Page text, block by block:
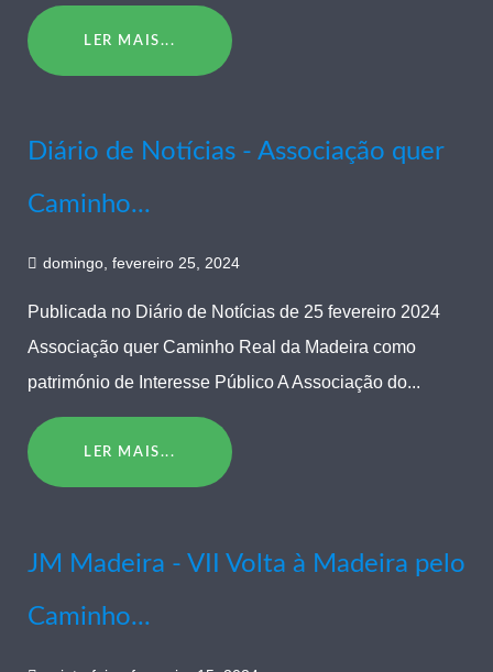
LER MAIS...
Diário de Notícias - Associação quer
Caminho...
domingo, fevereiro 25, 2024
Publicada no Diário de Notícias de 25 fevereiro 2024
Associação quer Caminho Real da Madeira como
património de Interesse Público A Associação do...
LER MAIS...
JM Madeira - VII Volta à Madeira pelo
Caminho...